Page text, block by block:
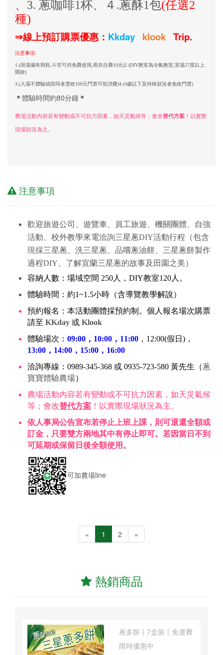
、3. 蔥咖啡1杯、４.蔥酥1包(任選2
種)
⇒線上預訂購票優惠： Kkday klook Trip.
注意事項:
1.(現場備有雨鞋,斗笠可供免費使用,雨衣自費10元)2. (DIY教室為冷氣教室,室溫27度以上
開啟)
3.(入場不體驗或陪同者需收100元門票可抵消費)4. (4歲以下及特殊狀況者免收門票)
＊ 體驗時間約80分鐘 ＊
農場活動內容若有變動或不可抗力因素，如天災氣候等；會改替代方案 ！以實際
現場狀況為主。
注意事項
歡迎旅遊公司、遊覽車、 員工旅遊 、機關團體、
自強
活動
校外教學來電洽詢三星蔥DIY活動行程（包含
現採三星蔥 、洗三星蔥 、品嚐蔥油餅 三星蔥餅製作
過程DIY、了解宜蘭三星蔥的故事及田園之美）
容納人數：場域空間 250人，DIY教室120人。
體驗時間：約1~1.5小時（含導覽教學解說）
預約報名：本活動團體採預約制。個人報名場次購票
請至 KKday 或 Klook
體驗場次： 09:00，10:00，11:00 ，12:00(假日)，
13:00，14:00，15:00，16:00
洽詢專線：0989-345-368 或 0935-723-580 黃先生（蔥
寶寶體驗農場）
農場活動內容若有變動或不可抗力因素，如天災氣候
等；會改替代方案 ！以實際現場狀況為主。
依人事局公告宣布若停止上班上課，則可退還全額或
訂金，只要雙方兩地其中有停止即可。 若因當日不到
可延期或保留日後全額使用。
可加農場line
« 1 2 »
熱銷商品
蔥多餅丨7盒裝丨免運費
限時優惠中